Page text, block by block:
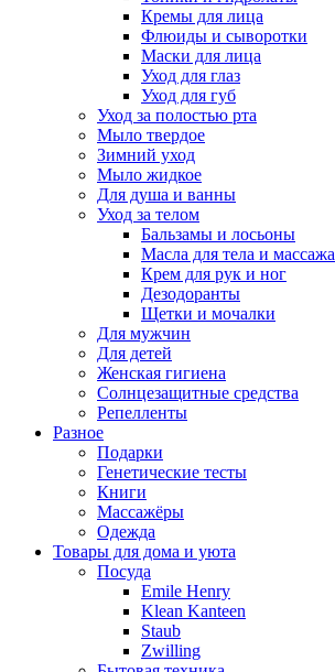
Кремы для лица
Флюиды и сыворотки
Маски для лица
Уход для глаз
Уход для губ
Уход за полостью рта
Мыло твердое
Зимний уход
Мыло жидкое
Для душа и ванны
Уход за телом
Бальзамы и лосьоны
Масла для тела и массажа
Крем для рук и ног
Дезодоранты
Щетки и мочалки
Для мужчин
Для детей
Женская гигиена
Солнцезащитные средства
Репелленты
Разное
Подарки
Генетические тесты
Книги
Массажёры
Одежда
Товары для дома и уюта
Посуда
Emile Henry
Klean Kanteen
Staub
Zwilling